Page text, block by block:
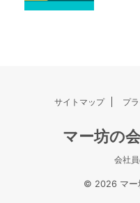
サイトマップ プ
マー坊の
会社
© 2026 マー